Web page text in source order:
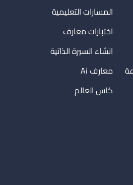
المسارات التعليمية
اختبارات معارف
انشاء السيرة الذاتية
معارف Ai
كاس العالم